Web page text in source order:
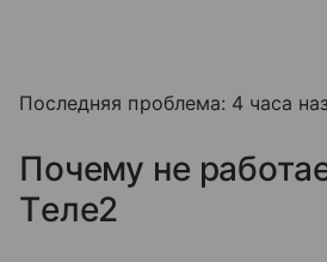
Последняя проблема: 4 часа
Почему не
Tеле2